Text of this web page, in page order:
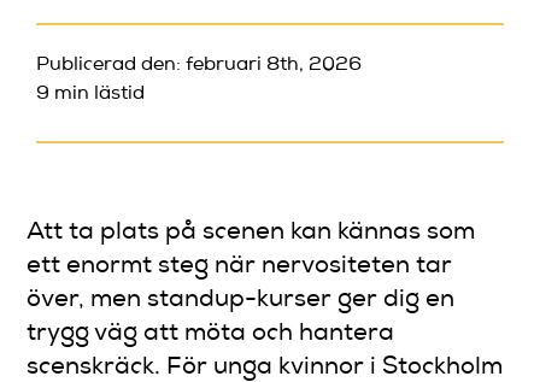
Publicerad den: februari 8th, 2026
9 min lästid
Att ta plats på scenen kan kännas som
ett enormt steg när nervositeten tar
över, men standup-kurser ger dig en
trygg väg att möta och hantera
scenskräck. För unga kvinnor i Stockholm